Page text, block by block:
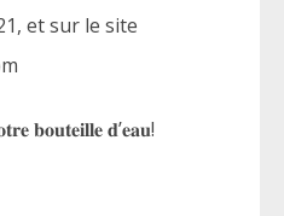
et sur le site
𝐛𝐨𝐮𝐭𝐞𝐢𝐥𝐥𝐞 𝐝’𝐞𝐚𝐮!